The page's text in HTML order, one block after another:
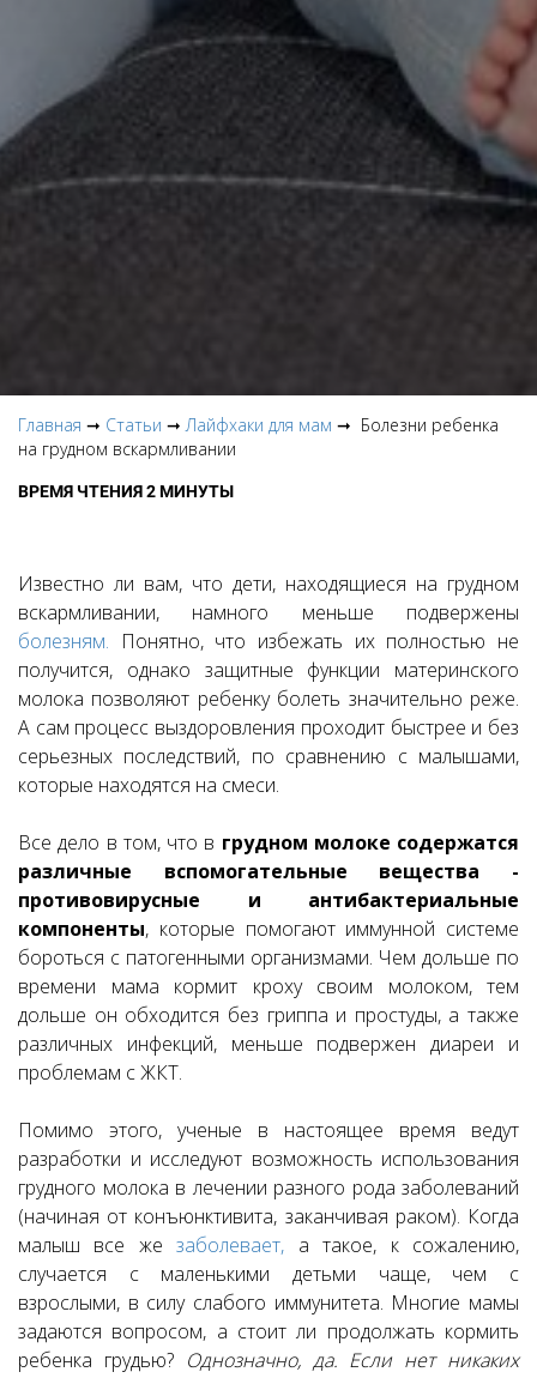
Главная ➞ Статьи ➞Лайфхаки для мам ➞ Болезни ребенка
на грудном вскармливании
ВРЕМЯ ЧТЕНИЯ 2 МИНУТЫ
Известно ли вам, что дети, находящиеся на грудном
вскармливании, намного меньше подвержены
болезням. Понятно, что избежать их полностью не
получится, однако защитные функции материнского
молока позволяют ребенку болеть значительно реже.
А сам процесс выздоровления проходит быстрее и без
серьезных последствий, по сравнению с малышами,
которые находятся на смеси.
Все дело в том, что в грудном молоке содержатся
различные вспомогательные вещества -
противовирусные и антибактериальные
компоненты, которые помогают иммунной системе
бороться с патогенными организмами. Чем дольше по
времени мама кормит кроху своим молоком, тем
дольше он обходится без гриппа и простуды, а также
различных инфекций, меньше подвержен диареи и
проблемам с ЖКТ.
Помимо этого, ученые в настоящее время ведут
разработки и исследуют возможность использования
грудного молока в лечении разного рода заболеваний
(начиная от конъюнктивита, заканчивая раком). Когда
малыш все жезаболевает, а такое, к сожалению,
случается с маленькими детьми чаще, чем с
взрослыми, в силу слабого иммунитета. Многие мамы
задаются вопросом, а стоит ли продолжать кормить
ребенка грудью? Однозначно, да. Если нет никаких